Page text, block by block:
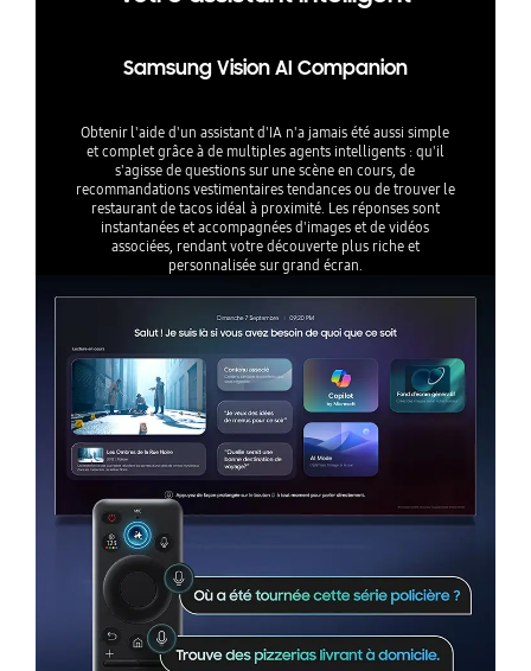
Samsung Vision AI Companion
Obtenir l'aide d'un assistant d'IA n'a jamais été aussi simple
et complet grâce à de multiples agents intelligents : qu'il
s'agisse de questions sur une scène en cours, de
recommandations vestimentaires tendances ou de trouver le
restaurant de tacos idéal à proximité. Les réponses sont
instantanées et accompagnées d'images et de vidéos
associées, rendant votre découverte plus riche et
personnalisée sur grand écran.